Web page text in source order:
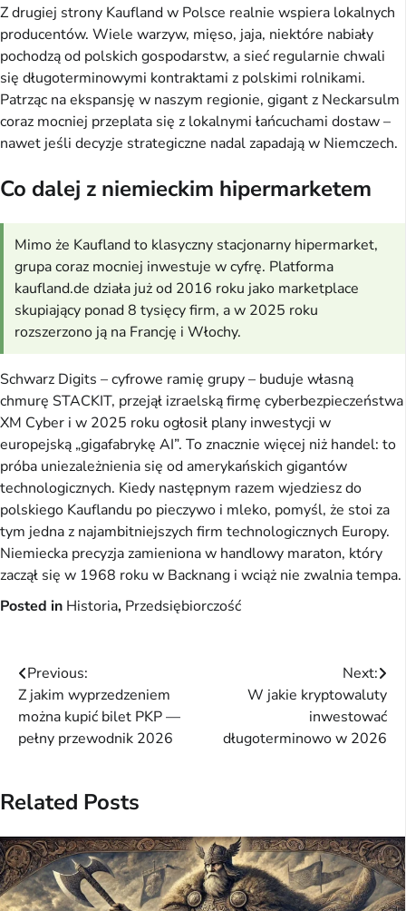
Z drugiej strony Kaufland w Polsce realnie wspiera lokalnych
producentów. Wiele warzyw, mięso, jaja, niektóre nabiały
pochodzą od polskich gospodarstw, a sieć regularnie chwali
się długoterminowymi kontraktami z polskimi rolnikami.
Patrząc na ekspansję w naszym regionie, gigant z Neckarsulm
coraz mocniej przeplata się z lokalnymi łańcuchami dostaw –
nawet jeśli decyzje strategiczne nadal zapadają w Niemczech.
Co dalej z niemieckim hipermarketem
Mimo że Kaufland to klasyczny stacjonarny hipermarket,
grupa coraz mocniej inwestuje w cyfrę. Platforma
kaufland.de działa już od 2016 roku jako marketplace
skupiający ponad 8 tysięcy firm, a w 2025 roku
rozszerzono ją na Francję i Włochy.
Schwarz Digits – cyfrowe ramię grupy – buduje własną
chmurę STACKIT, przejął izraelską firmę cyberbezpieczeństwa
XM Cyber i w 2025 roku ogłosił plany inwestycji w
europejską „gigafabrykę AI”. To znacznie więcej niż handel: to
próba uniezależnienia się od amerykańskich gigantów
technologicznych. Kiedy następnym razem wjedziesz do
polskiego Kauflandu po pieczywo i mleko, pomyśl, że stoi za
tym jedna z najambitniejszych firm technologicznych Europy.
Niemiecka precyzja zamieniona w handlowy maraton, który
zaczął się w 1968 roku w Backnang i wciąż nie zwalnia tempa.
Posted in Historia, Przedsiębiorczość
Nawigacja
wpisu
Previous:
Z jakim wyprzedzeniem
można kupić bilet PKP —
pełny przewodnik 2026
Next:
W jakie kryptowaluty
inwestować
długoterminowo w 2026
Related Posts